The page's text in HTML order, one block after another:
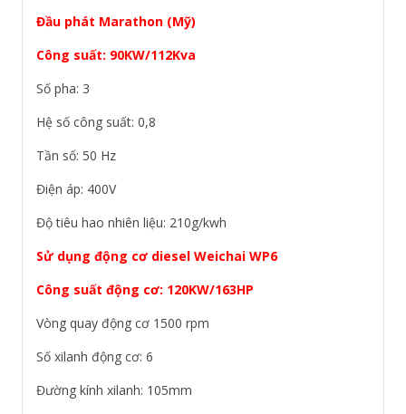
Đầu phát Marathon (Mỹ)
Công suất: 90KW/112Kva
Số pha: 3
Hệ số công suất: 0,8
Tần số: 50 Hz
Điện áp: 400V
Độ tiêu hao nhiên liệu: 210g/kwh
Sử dụng động cơ diesel Weichai WP6
Công suất động cơ: 120KW/163HP
Vòng quay động cơ 1500 rpm
Số xilanh động cơ: 6
Đường kính xilanh: 105mm